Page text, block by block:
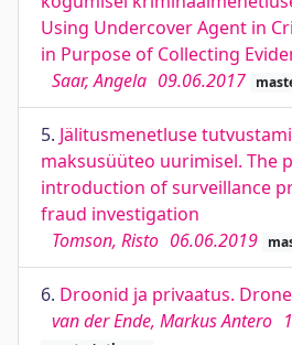
Using Undercover Agent in
in Purpose of Collecting
Saar, Angela 09.06.2017
5. Jälitusmenetluse
maksusüüteo uurimisel. The
introduction of surveillance
fraud investigation
Tomson, Risto 06.06.2019
6. Droonid ja privaatus.
van der Ende, Markus Antero